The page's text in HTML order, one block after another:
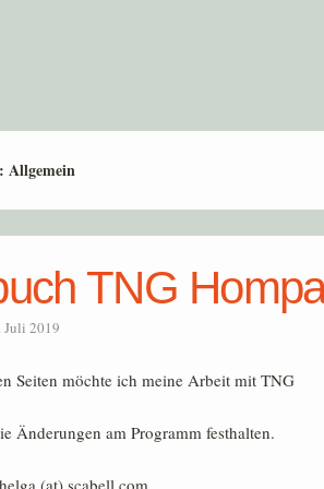
Allgemein
TNG
Juli 2019
Seiten möchte ich meine Arbeit mit TNG
Änderungen am Programm festhalten.
(at) scabell.com